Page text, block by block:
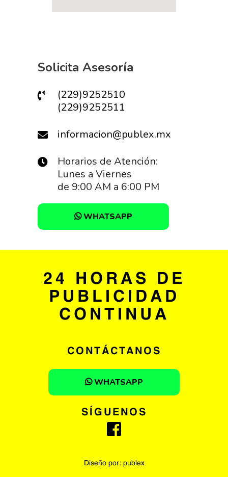
Solicita Asesoría
(229)9252510
(229)9252511
informacion@publex.mx
Horarios de Atención:
Lunes a Viernes
de 9:00 AM a 6:00 PM
WHATSAPP
24 HORAS DE
PUBLICIDAD
CONTINUA
CONTÁCTANOS
WHATSAPP
SÍGUENOS
Diseño por: publex